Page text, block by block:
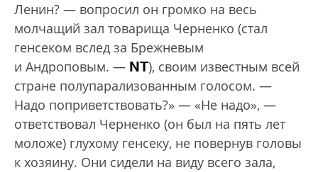
Ленин? — вопросил он громко на весь
молчащий зал товарища Черненко (стал
генсеком вслед за Брежневым
и Андроповым. — NT), своим известным всей
стране полупарализованным голосом. —
Надо поприветствовать?» — «Не надо», —
ответствовал Черненко (он был на пять лет
моложе) глухому генсеку, не повернув головы
к хозяину. Они сидели на виду всего зала,